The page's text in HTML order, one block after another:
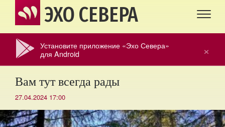
ЭХО СЕВЕРА
×
Установите приложение «Эхо Севера»
для Android
Вам тут всегда рады
27.04.2024 17:00